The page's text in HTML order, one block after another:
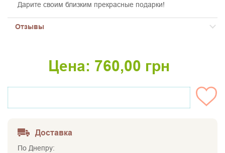
Дарите своим близким прекрасные подарки!
Отзывы
Цена: 760,00 грн
Доставка
По Днепру: